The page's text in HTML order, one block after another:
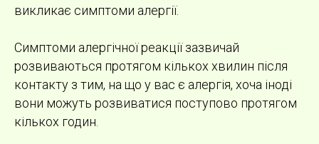
викликає симптоми алергії.
Симптоми алергічної реакції зазвичай
розвиваються протягом кількох хвилин після
контакту з тим, на що у вас є алергія, хоча іноді
вони можуть розвиватися поступово протягом
кількох годин.